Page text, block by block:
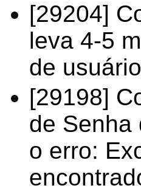
[29204]
leva 4-5
de
[29198]
de Senha
o erro: